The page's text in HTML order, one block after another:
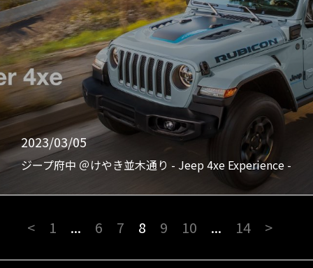
2023/03/05
ジープ府中 ＠けやき並木通り - Jeep 4xe Experience -
< 1 ... 6 7 8 9 10 ... 14 >